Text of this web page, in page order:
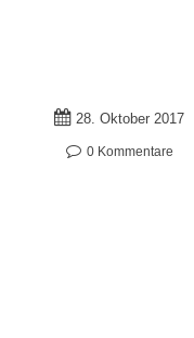
28. Oktober 2017
0 Kommentare